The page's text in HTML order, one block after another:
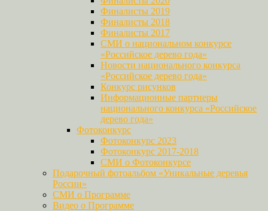
Финалисты 2019
Финалисты 2018
Финалисты 2017
СМИ о национальном конкурсе
«Российское дерево года»
Новости национального конкурса
«Российское дерево года»
Конкурс рисунков
Информационные партнеры
национального конкурса «Российское
дерево года»
Фотоконкурс
Фотоконкурс 2023
Фотоконкурс 2017-2018
СМИ о Фотоконкурсе
Подарочный фотоальбом «Уникальные деревья
России»
СМИ о Программе
Видео о Программе